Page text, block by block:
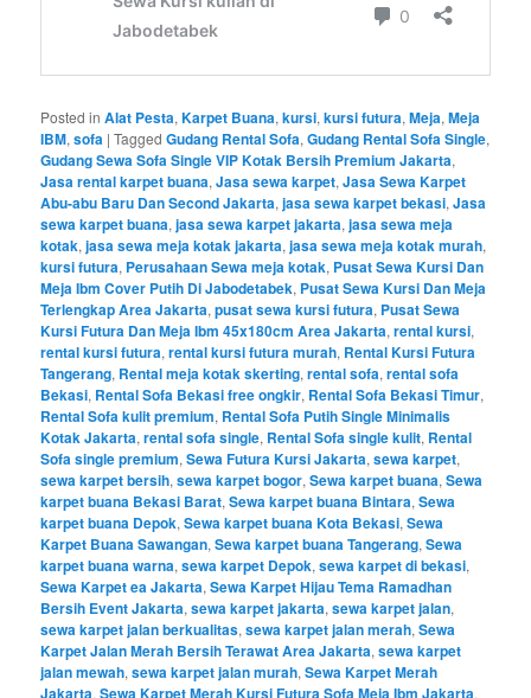
Posted in Alat Pesta,Karpet Buana,kursi,kursi futura,Meja,Meja
IBM,sofa |Tagged Gudang Rental Sofa,Gudang Rental Sofa Single,
Gudang Sewa Sofa Single VIP Kotak Bersih Premium Jakarta,
Jasa rental karpet buana,Jasa sewa karpet,Jasa Sewa Karpet
Abu-abu Baru Dan Second Jakarta,jasa sewa karpet bekasi,Jasa
sewa karpet buana,jasa sewa karpet jakarta,jasa sewa meja
kotak,jasa sewa meja kotak jakarta,jasa sewa meja kotak murah,
kursi futura, Perusahaan Sewa meja kotak, Pusat Sewa Kursi Dan
Meja Ibm Cover Putih Di Jabodetabek, Pusat Sewa Kursi Dan Meja
Terlengkap Area Jakarta,pusat sewa kursi futura, Pusat Sewa
Kursi Futura Dan Meja Ibm 45x180cm Area Jakarta,rental kursi,
rental kursi futura,rental kursi futura murah, Rental Kursi Futura
Tangerang, Rental meja kotak skerting,rental sofa,rental sofa
Bekasi, Rental Sofa Bekasi free ongkir, Rental Sofa Bekasi Timur,
Rental Sofa kulit premium, Rental Sofa Putih Single Minimalis
Kotak Jakarta,rental sofa single, Rental Sofa single kulit, Rental
Sofa single premium,Sewa Futura Kursi Jakarta,sewa karpet,
sewa karpet bersih,sewa karpet bogor,Sewa karpet buana,Sewa
karpet buana Bekasi Barat,Sewa karpet buana Bintara,Sewa
karpet buana Depok,Sewa karpet buana Kota Bekasi,Sewa
Karpet Buana Sawangan,Sewa karpet buana Tangerang,Sewa
karpet buana warna,sewa karpet Depok,sewa karpet di bekasi,
Sewa Karpet ea Jakarta,Sewa Karpet Hijau Tema Ramadhan
Bersih Event Jakarta,sewa karpet jakarta,sewa karpet jalan,
sewa karpet jalan berkualitas,sewa karpet jalan merah,Sewa
Karpet Jalan Merah Bersih Terawat Area Jakarta,sewa karpet
jalan mewah,sewa karpet jalan murah,Sewa Karpet Merah
Jakarta,Sewa Karpet Merah Kursi Futura Sofa Meja Ibm Jakarta,